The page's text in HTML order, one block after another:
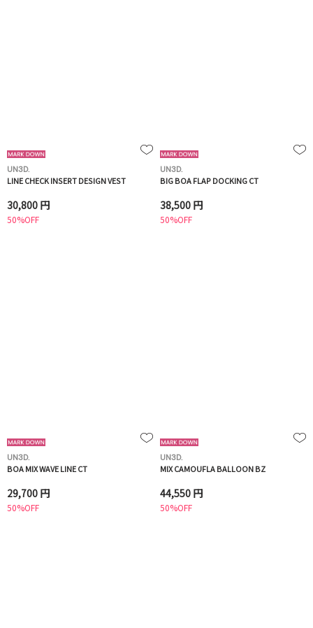
UN3D.
LINE CHECK INSERT DESIGN VEST
30,800 円
50%OFF
UN3D.
BIG BOA FLAP DOCKING CT
38,500 円
50%OFF
UN3D.
BOA MIX WAVE LINE CT
29,700 円
50%OFF
UN3D.
MIX CAMOUFLA BALLOON BZ
44,550 円
50%OFF